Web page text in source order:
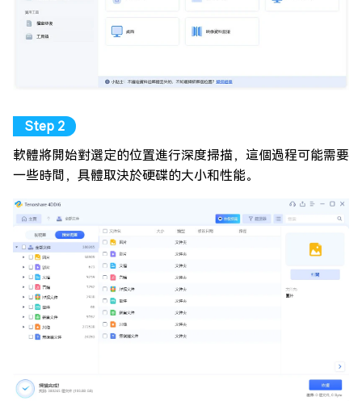
軟體將開始對選定的位置進行深度掃描，這個過程可能需要
一些時間，具體取決於硬碟的大小和性能。